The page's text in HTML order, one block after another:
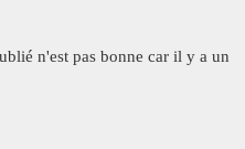
n'est pas bonne car il y a un